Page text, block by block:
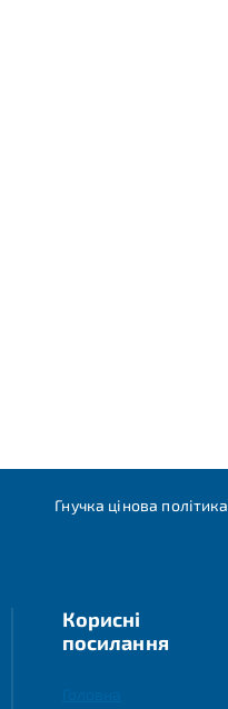
Гнучка цінова політика
Корисні
посилання